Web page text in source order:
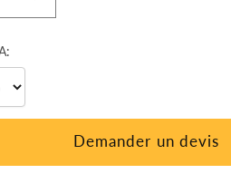
la
FRONIUS
PRIMO
Demander un devis